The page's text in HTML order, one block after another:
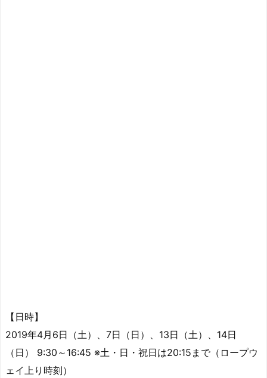
【日時】
2019年4月6日（土）、7日（日）、13日（土）、14日
（日） 9:30～16:45 ※土・日・祝日は20:15まで（ロープウ
ェイ上り時刻）